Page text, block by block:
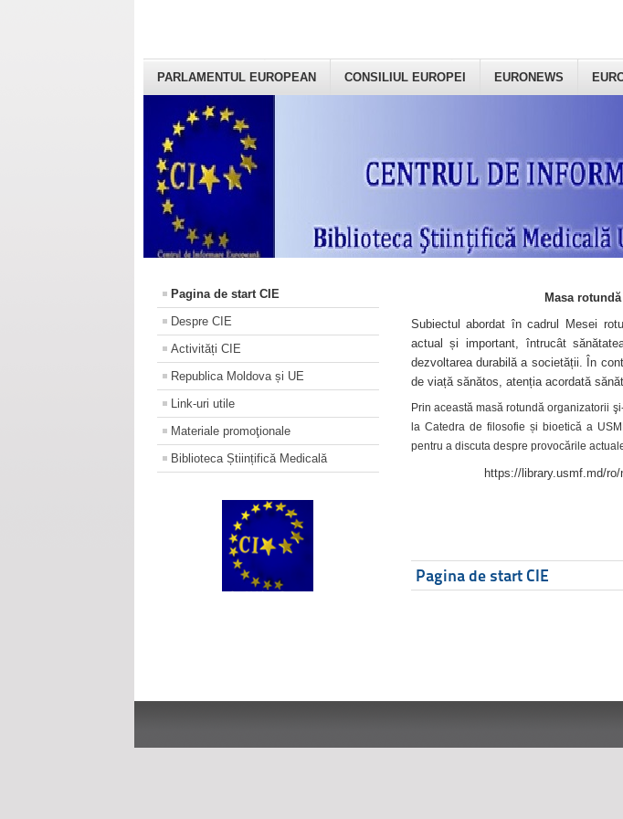
PARLAMENTUL EUROPEAN CONSILIUL EUROPEI EURONEWS
Pagina de start CIE
Despre CIE
Activități CIE
Republica Moldova și UE
Link-uri utile
Materiale promoţionale
Biblioteca Științifică Medicală
Masa
Subiectul abordat în cadrul Mesei
actual și important, întrucât
dezvoltarea durabilă a societății. În
de viață sănătos, atenția acordată
Prin această masă rotundă organizatorii
la Catedra de filosofie și bioetică a
pentru a discuta despre provocările
https://library.usmf.md/
Pagina de start CIE